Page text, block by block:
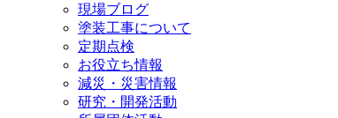
現場ブログ
塗装工事について
定期点検
お役立ち情報
減災・災害情報
研究・開発活動